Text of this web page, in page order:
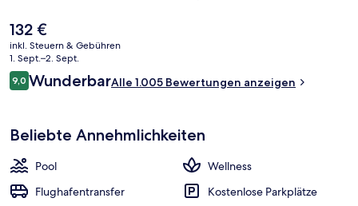
Wellnessbereich mit Massagen, Ganzkörperwickeln und
Aromatherapie verwöhnen lassen. Wedang Jahe, eins von 4
Restaurants, serviert internationale Küche und ist zum Frühstück
geöffnet. Als weitere Highlights bietet dieses Hotel im luxuriösen
Stil 3 Bars/Lounges, einen kostenlosen Kinderclub und eine Poolbar.
Andere Reisende mögen das hilfsbereite Personal und den
Der
aktuelle
Preis
beträgt
132 €.
132 €
inkl. Steuern & Gebühren
1. Sept.–2. Sept.
Bewertungen
9,09,0 von 10.
WunderbarAlle 1.005 Bewertungen anzeigen
Beliebte Annehmlichkeiten
Pool
Wellness
Flughafentransfer
Kostenlose Parkplätze